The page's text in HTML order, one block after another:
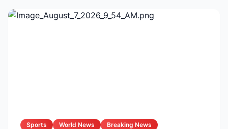
Sports World News Breaking News